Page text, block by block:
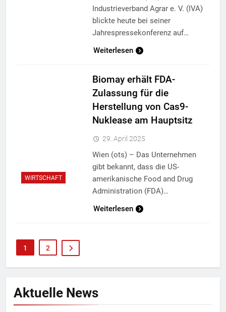
Industrieverband Agrar e. V. (IVA)
blickte heute bei seiner
Jahrespressekonferenz auf…
Weiterlesen
WIRTSCHAFT
Biomay erhält FDA-
Zulassung für die
Herstellung von Cas9-
Nuklease am Hauptsitz
29. April 2025
Wien (ots) – Das Unternehmen
gibt bekannt, dass die US-
amerikanische Food and Drug
Administration (FDA)…
Weiterlesen
1 2
Aktuelle News